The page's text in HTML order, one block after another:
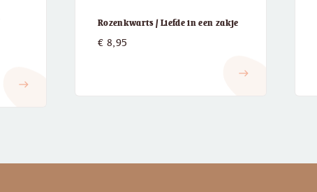
east
Rozenkwarts / Liefde in een zakje
€ 8,95
east